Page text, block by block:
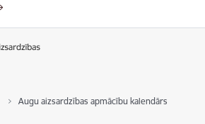
Augu aizsardzības apmācību kalendārs